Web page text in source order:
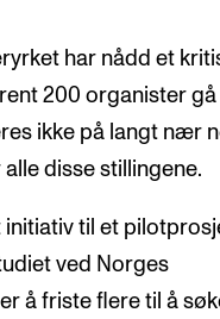
har nådd et
200 organister gå
ikke på langt nær
disse stillingene.
initiativ til et
ved Norges
å friste flere til å